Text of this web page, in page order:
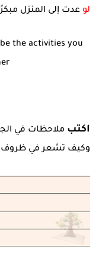
لو عدت إلى المنزل
the activities you
اكتب ملاحظات في
وكيف تشعر في ظروف